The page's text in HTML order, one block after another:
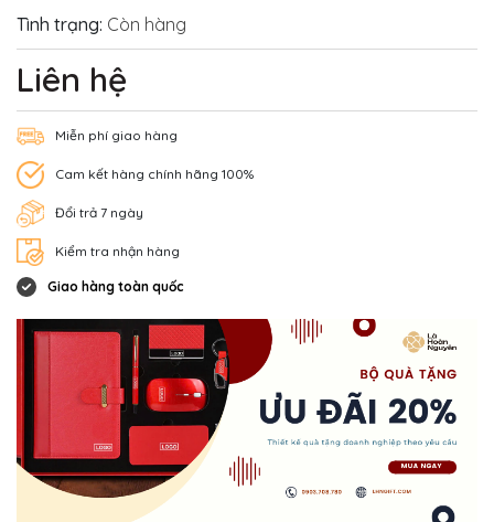
Tình trạng: Còn hàng
Liên hệ
Miễn phí giao hàng
Cam kết hàng chính hãng 100%
Đổi trả 7 ngày
Kiểm tra nhận hàng
Giao hàng toàn quốc